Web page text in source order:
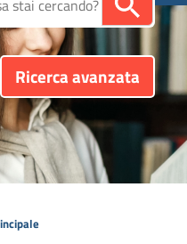
Ricerca avanzata